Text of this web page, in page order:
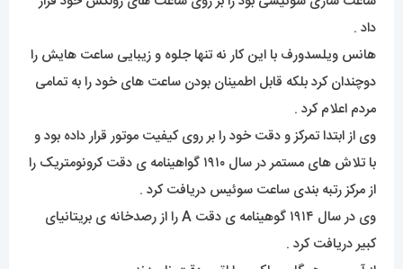
داد .
هانس ویلسدورف با این کار نه تنها جلوه و زیبایی ساعت هایش را
دوچندان کرد بلکه قابل اطمینان بودن ساعت های خود را به تمامی
مردم اعلام کرد .
وی از ابتدا تمرکز و دقت خود را بر روی کیفیت موتور قرار داده بود و
با تلاش های مستمر در سال ۱۹۱۰ گواهینامه ی دقت کرونومتریک را
از مرکز رتبه بندی ساعت سوئیس دریافت کرد .
وی در سال ۱۹۱۴ گوهینامه ی دقت A را از رصدخانه ی بریتانیای
کبیر دریافت کرد .